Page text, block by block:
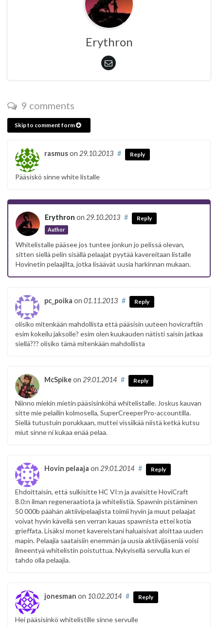
Erythron
9 comments
Skip to comment form
rasmuson 29.10.2013 # Reply
Pääsiskö sinne white listalle
Erythron on 29.10.2013
Author
# Reply
Whitelistalle pääsee jos tuntee jonkun jo pelissä olevan,
sitten siellä pelin sisällä pelaajat pyytää kavereitaan listalle
Hovinetin pelaajilta, jotka lisäävät uusia harkinnan mukaan.
pc_poika on 01.11.2013 # Reply
olisiko mitenkään mahdollista että pääsisin uuteen hovicraftiin
esim kokeilu jaksolle? esim olen kuukauden nätisti saisin jatkaa
siellä??? olisiko tämä mitenkään mahdollista
McSpikeon 29.01.2014 # Reply
Niinno miekin mietin pääsisinköhä whitelistalle. Joskus kauvan
sitte mie pelailin kolmosella, SuperCreeperPro-accountilla.
Siellä tutustuin porukkaan, muttei vissiikää niistä ketkä kutsu
miut sinne ni kukaa enää pelaa.
Hovin pelaaja on 29.01.2014 # Reply
Ehdoittaisin, että sulkisitte HC VI:n ja avaisitte HoviCraft
8.0:n ilman regeneraatiota ja whitelistiä. Spawnin pistäminen
50 000b päähän aktiivipelaajista toimii hyvin ja muut pelaajat
voivat hyvin kävellä sen verran kauas spawnista ettei kotia
grieffata. Lisäksi monet kavereistani haluaisivat aloittaa uuden
mapin. Pelaajia saataisiin enemmän ja uusia aktiivijäseniä voisi
ilmeentyä whitelistin poistuttua. Nykyisellä servulla kun ei
tahdo olla pelaajia.
jonesman on 10.02.2014 # Reply
Hei pääsisinkö whitelistille sinne servulle